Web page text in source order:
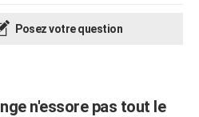
Posez votre question
n'essore pas tout le